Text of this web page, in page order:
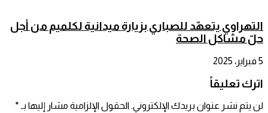
التهراوي يتعهّد للصباري بزيارة ميدانية لكلميم من أجل
حلّ مشاكل الصحة
5 فبراير، 2025
اترك تعليقاً
لن يتم نشر عنوان بريدك الإلكتروني.الحقول الإلزامية مشار إليها بـ *